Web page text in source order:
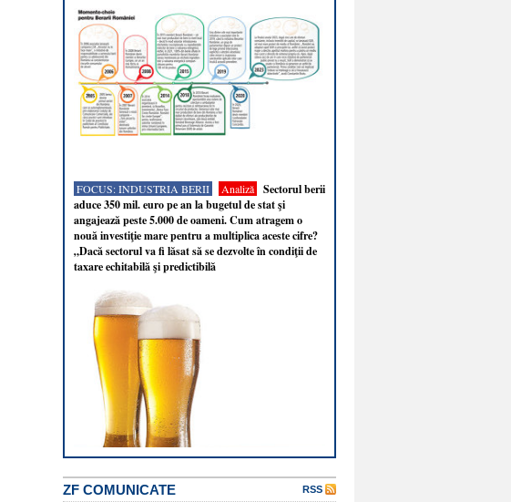
FOCUS: INDUSTRIA BERII Analiză
Sectorul berii
aduce 350 mil. euro pe an la bugetul de stat şi
angajează peste 5.000 de oameni. Cum atragem o
nouă investiţie mare pentru a multiplica aceste cifre?
„Dacă sectorul va fi lăsat să se dezvolte în condiţii de
taxare echitabilă şi predictibilă
ZF COMUNICATE RSS